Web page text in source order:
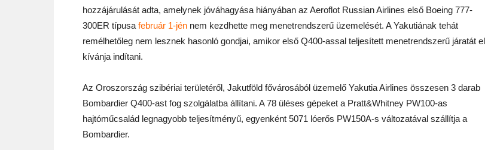
hozzájárulását adta, amelynek jóváhagyása hiányában az Aeroflot Russian Airlines első Boeing 777-
300ER típusa február 1-jén nem kezdhette meg menetrendszerű üzemelését. A Yakutiának tehát
remélhetőleg nem lesznek hasonló gondjai, amikor első Q400-assal teljesített menetrendszerű járatát el
kívánja indítani.
Az Oroszország szibériai területéről, Jakutföld fővárosából üzemelő Yakutia Airlines összesen 3 darab
Bombardier Q400-ast fog szolgálatba állítani. A 78 üléses gépeket a Pratt&Whitney PW100-as
hajtóműcsalád legnagyobb teljesítményű, egyenként 5071 lóerős PW150A-s változatával szállítja a
Bombardier.